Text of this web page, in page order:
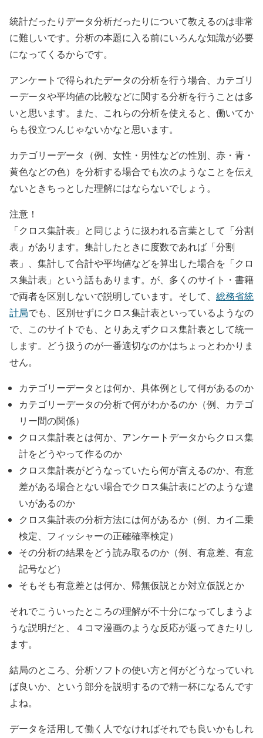
統計だったりデータ分析だったりについて教えるのは非常
に難しいです。分析の本題に入る前にいろんな知識が必要
になってくるからです。
アンケートで得られたデータの分析を行う場合、カテゴリ
ーデータや平均値の比較などに関する分析を行うことは多
いと思います。また、これらの分析を使えると、働いてか
らも役立つんじゃないかなと思います。
カテゴリーデータ（例、女性・男性などの性別、赤・青・
黄色などの色）を分析する場合でも次のようなことを伝え
ないときちっとした理解にはならないでしょう。
注意！
「クロス集計表」と同じように扱われる言葉として「分割
表」があります。集計したときに度数であれば「分割
表」、集計して合計や平均値などを算出した場合を「クロ
ス集計表」という話もあります。が、多くのサイト・書籍
で両者を区別しないで説明しています。そして、 総務省統
計局でも、区別せずにクロス集計表といっているようなの
で、このサイトでも、とりあえずクロス集計表として統一
します。どう扱うのが一番適切なのかはちょっとわかりま
せん。
カテゴリーデータとは何か、具体例として何があるのか
カテゴリーデータの分析で何がわかるのか（例、カテゴ
リー間の関係）
クロス集計表とは何か、アンケートデータからクロス集
計をどうやって作るのか
クロス集計表がどうなっていたら何が言えるのか、有意
差がある場合とない場合でクロス集計表にどのような違
いがあるのか
クロス集計表の分析方法には何があるか（例、カイ二乗
検定、フィッシャーの正確確率検定）
その分析の結果をどう読み取るのか（例、有意差、有意
記号など）
そもそも有意差とは何か、帰無仮説とか対立仮説とか
それでこういったところの理解が不十分になってしまうよ
うな説明だと、４コマ漫画のような反応が返ってきたりし
ます。
結局のところ、分析ソフトの使い方と何がどうなっていれ
ば良いか、という部分を説明するので精一杯になるんです
よね。
データを活用して働く人でなければそれでも良いかもしれ